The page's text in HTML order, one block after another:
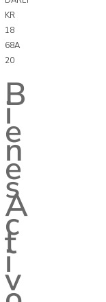
KR
18
68A
20
B
i
e
n
e
s
A
c
t
i
v